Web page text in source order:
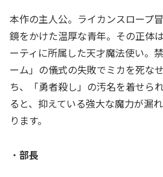
本作の主人公。ライカンスロープ
鏡をかけた温厚な青年。その正体
ーティに所属した天才魔法使い。
ーム」の儀式の失敗でミカを死な
ち、「勇者殺し」の汚名を着せら
ると、抑えている強大な魔力が漏
ります。
・ 部長